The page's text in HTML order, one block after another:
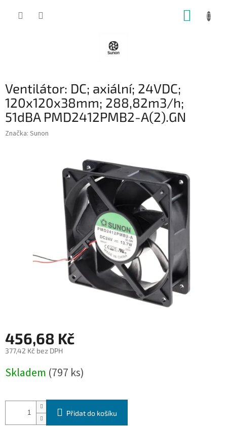
Ventilátor: DC; axiální; 24VDC;
120x120x38mm; 288,82m3/h;
51dBA PMD2412PMB2-A(2).GN
Značka: Sunon
456,68 Kč
377,42 Kč bez DPH
cena:
Skladem (797 ks)
Přidat do košíku